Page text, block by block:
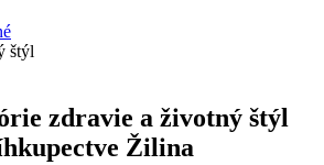
štýl
zdravie a životný štýl
Žilina